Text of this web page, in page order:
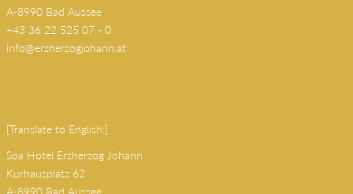
Spa Hotel Erzherzog Johann
Kurhausplatz 62
A-8990 Bad Aussee
(copy 18)
[Translate to English:]